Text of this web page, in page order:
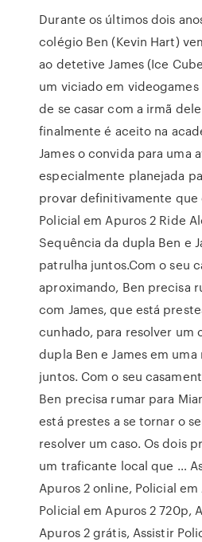
Durante os últimos dois
colégio Ben (Kevin Hart)
ao detetive James (Ice
um viciado em
de se casar com a irmã
finalmente é aceito na
James o convida para uma
especialmente planejada
provar definitivamente que
Policial em Apuros 2 Ride
Sequência da dupla Ben e
patrulha juntos.Com o seu
aproximando, Ben precisa
com James, que está
cunhado, para resolver um
dupla Ben e James em
juntos. Com o seu
Ben precisa rumar para
está prestes a se tornar o
resolver um caso. Os dois
um traficante local que …
Apuros 2 online, Policial em
Policial em Apuros 2 720p,
Apuros 2 grátis, Assistir